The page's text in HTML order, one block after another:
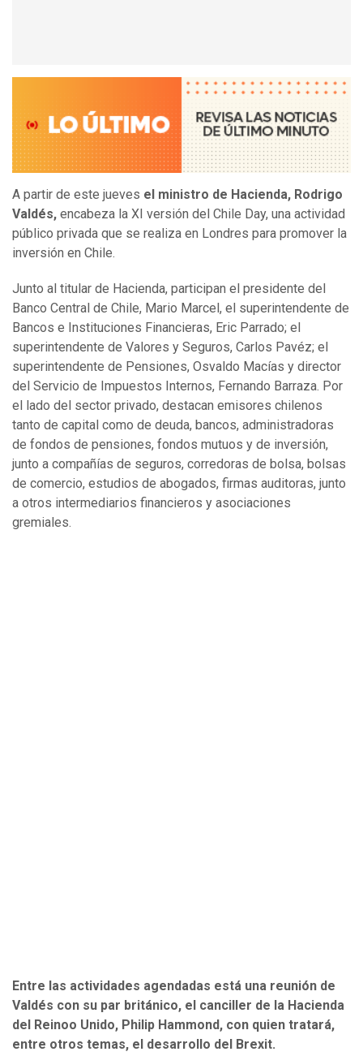
A partir de este jueves el ministro de Hacienda, Rodrigo
Valdés, encabeza la XI versión del Chile Day, una actividad
público privada que se realiza en Londres para promover la
inversión en Chile.
Junto al titular de Hacienda, participan el presidente del
Banco Central de Chile, Mario Marcel, el superintendente de
Bancos e Instituciones Financieras, Eric Parrado; el
superintendente de Valores y Seguros, Carlos Pavéz; el
superintendente de Pensiones, Osvaldo Macías y director
del Servicio de Impuestos Internos, Fernando Barraza. Por
el lado del sector privado, destacan emisores chilenos
tanto de capital como de deuda, bancos, administradoras
de fondos de pensiones, fondos mutuos y de inversión,
junto a compañías de seguros, corredoras de bolsa, bolsas
de comercio, estudios de abogados, firmas auditoras, junto
a otros intermediarios financieros y asociaciones
gremiales.
Entre las actividades agendadas está una reunión de
Valdés con su par británico, el canciller de la Hacienda
del Reinoo Unido, Philip Hammond, con quien tratará,
entre otros temas, el desarrollo del Brexit.